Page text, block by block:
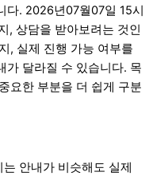
다. 2026년07월07일 15시
, 상담을 받아보려는 것인
, 실제 진행 가능 여부를
가 달라질 수 있습니다. 목
요한 부분을 더 쉽게 구분
안내가 비슷해도 실제